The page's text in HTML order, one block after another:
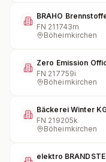
BRAHO
FN 211743m
Böheimkirchen
Zero Emission
FN 217759i
Böheimkirchen
Bäckerei Winter
FN 219205k
Böheimkirchen
elektro